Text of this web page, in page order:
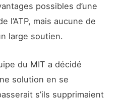
possibles d’une
l’ATP, mais aucune de
large soutien.
du MIT a décidé
solution en se
s’ils supprimaient